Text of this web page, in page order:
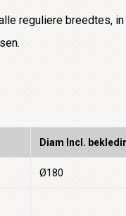
reguliere breedtes,
Diam Incl.
Ø180